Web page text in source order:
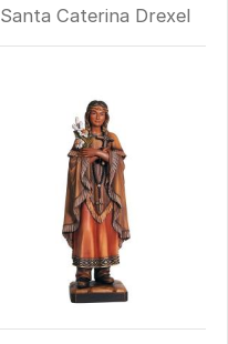
Santa Caterina Drexel